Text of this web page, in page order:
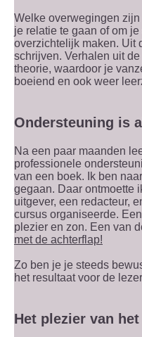
Welke overwegingen
je relatie te gaan of om
overzichtelijk maken. Uit
schrijven. Verhalen uit
theorie, waardoor je
boeiend en ook weer
Ondersteuning is
Na een paar maanden
professionele
van een boek. Ik ben
gegaan. Daar ontmoette
uitgever, een redacteur,
cursus organiseerde.
plezier en zon. Een van
met de achterflap!
Zo ben je je steeds
het resultaat voor de
Het plezier van